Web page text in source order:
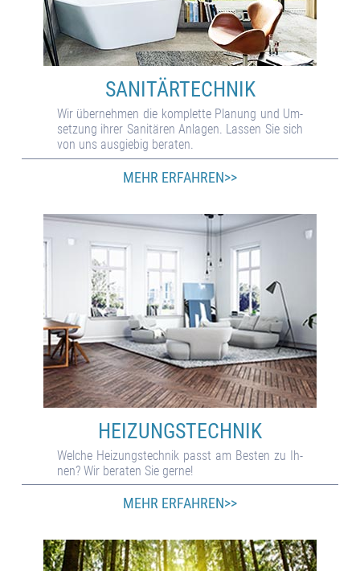
SANITÄR­TECHNIK
Wir über­neh­men die kom­plet­te Pla­nung und Um­
set­zung ihrer Sani­tä­ren An­la­gen. Las­sen Sie sich
von uns aus­gie­big be­ra­ten.
MEHR ERFAHREN>>
HEIZUNGS­TECHNIK
Welche Hei­zungs­tech­nik passt am Bes­ten zu Ih­
nen? Wir be­ra­ten Sie gerne!
MEHR ERFAHREN>>